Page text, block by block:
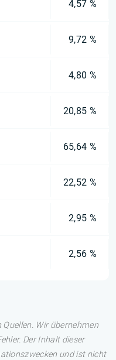
4,57 %
9,72 %
4,80 %
20,85 %
65,64 %
22,52 %
2,95 %
2,56 %
Wir übernehmen
Der Inhalt dieser
und ist nicht